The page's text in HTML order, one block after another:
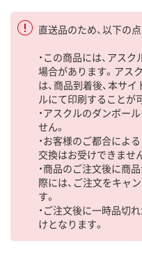
直送品のため、以下の
・この商品には、アス
場合があります。アス
は、商品到着後、本サ
ルにて印刷することが
・アスクルのダンボー
せん。
・お客様のご都合によ
交換はお受けできませ
・商品のご注文後に商
際には、ご注文をキャ
す。
・ご注文後に一時品切
けとなります。